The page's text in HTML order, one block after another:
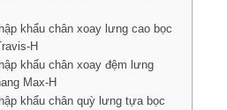
khẩu chân xoay lưng cao bọc
H
khẩu chân xoay đệm lưng
Max-H
khẩu chân quỳ lưng tựa bọc